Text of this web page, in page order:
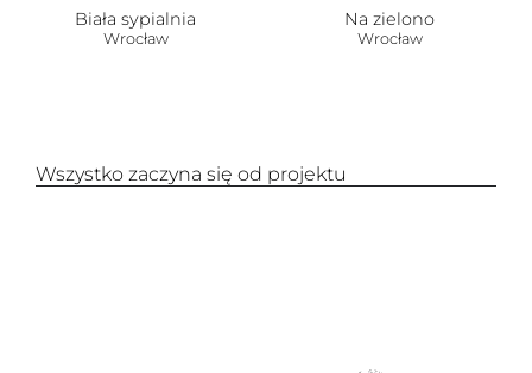
Biała sypialnia
Wrocław
Na zielono
Wrocław
Wszystko zaczyna się od projektu